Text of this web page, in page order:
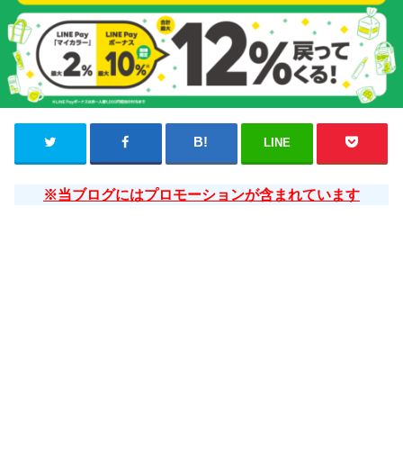
LINE
※当ブログにはプロモーションが含まれています